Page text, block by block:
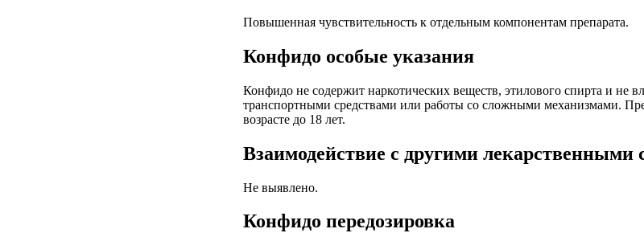
Повышенная чувствительность к отдельным компонентам препарата.
Конфидо особые указания
Конфидо не содержит наркотических веществ, этилового спирта и не
транспортными средствами или работы со сложными механизмами.
возрасте до 18 лет.
Взаимодействие с другими лекарственными
Не выявлено.
Конфидо передозировка